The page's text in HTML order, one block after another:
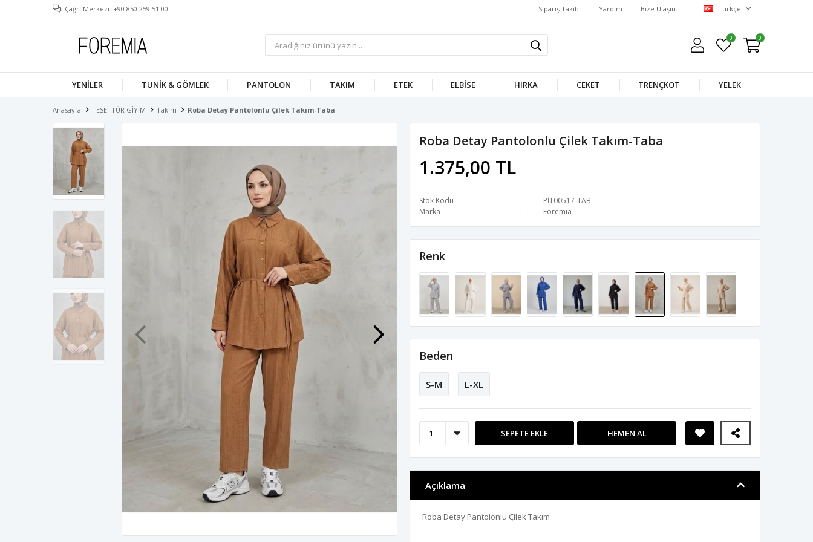
Çağrı Merkezi: +90 850 259 51 00 Sipariş Takibi Yardım Bize Ulaşın Türkçe
0 0
YENILER TUNIK & GÖMLEK PANTOLON TAKIM ETEK ELBISE HIRKA CEKET TRENÇKOT YELEK
Anasayfa TESETTÜR GİYİM Takım Roba Detay Pantolonlu Çilek Takım-Taba
Roba Detay Pantolonlu Çilek Takım-Taba
1.375,00 TL
Stok Kodu
PİT00517-TAB
Marka
Foremia
Renk
Beden
S-M L-XL
SEPETE EKLE HEMEN AL
Açıklama
Roba Detay Pantolonlu Çilek Takım